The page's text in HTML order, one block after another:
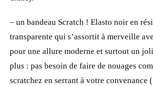
– un bandeau Scratch ! Elasto noir en
transparente qui s’assortit à merveille
pour une allure moderne et surtout un
plus : pas besoin de faire de nouages
scratchez en serrant à votre convenance